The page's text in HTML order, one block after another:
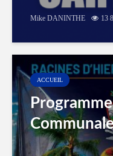
Mike DANINTHE 13
ACCUEIL